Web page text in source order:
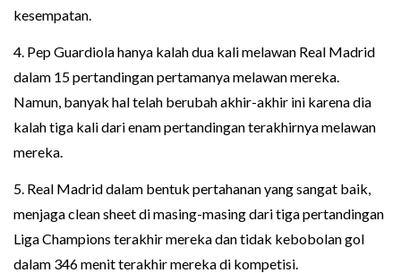
kesempatan.
4. Pep Guardiola hanya kalah dua kali melawan Real Madrid
dalam 15 pertandingan pertamanya melawan mereka.
Namun, banyak hal telah berubah akhir-akhir ini karena dia
kalah tiga kali dari enam pertandingan terakhirnya melawan
mereka.
5. Real Madrid dalam bentuk pertahanan yang sangat baik,
menjaga clean sheet di masing-masing dari tiga pertandingan
Liga Champions terakhir mereka dan tidak kebobolan gol
dalam 346 menit terakhir mereka di kompetisi.